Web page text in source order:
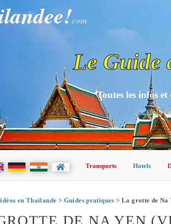
com
Le Guide
Toutes les infos
Transports Hotels
en Thaïlande > Guides pratiques > La grotte de Na
DE NA YEN